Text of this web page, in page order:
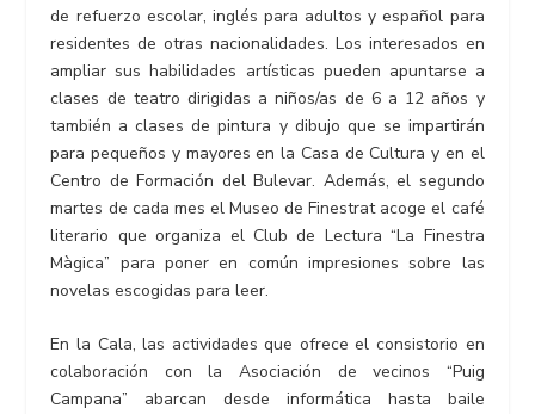
de refuerzo escolar, inglés para adultos y español para
residentes de otras nacionalidades. Los interesados en
ampliar sus habilidades artísticas pueden apuntarse a
clases de teatro dirigidas a niños/as de 6 a 12 años y
también a clases de pintura y dibujo que se impartirán
para pequeños y mayores en la Casa de Cultura y en el
Centro de Formación del Bulevar. Además, el segundo
martes de cada mes el Museo de Finestrat acoge el café
literario que organiza el Club de Lectura “La Finestra
Màgica” para poner en común impresiones sobre las
novelas escogidas para leer.
En la Cala, las actividades que ofrece el consistorio en
colaboración con la Asociación de vecinos “Puig
Campana” abarcan desde informática hasta baile